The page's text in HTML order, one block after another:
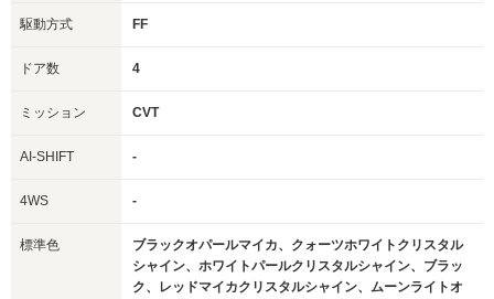
駆動方式 FF
ドア数 4
ミッション CVT
AI-SHIFT -
4WS -
標準色
ブラックオパールマイカ、クォーツホワイトクリスタル
シャイン、ホワイトパールクリスタルシャイン、ブラッ
ク、レッドマイカクリスタルシャイン、ムーンライトオ